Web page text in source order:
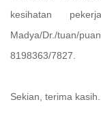
kesihatan
Madya/Dr./tuan/
8198363/7827.
Sekian, terima kasih.